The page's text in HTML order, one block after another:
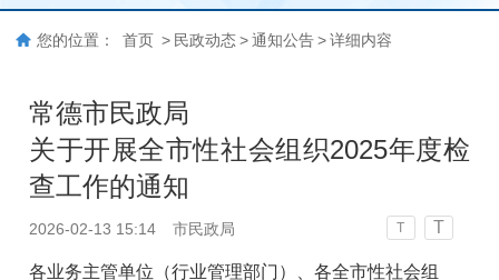
您的位置： 首页 > 民政动态 > 通知公告 > 详细内容
常德市民政局
关于开展全市性社会组织2025年度检
查工作的通知
2026-02-13 15:14 市民政局 T T
各业务主管单位（行业管理部门）、各全市性社会组